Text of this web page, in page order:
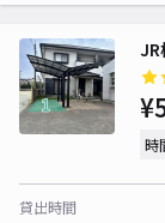
JR
時
貸出時間